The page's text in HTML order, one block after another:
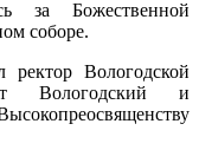
за Божественной
соборе.
ректор Вологодской
Вологодский и